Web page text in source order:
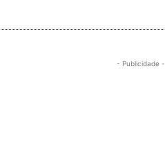
- Publicidade -